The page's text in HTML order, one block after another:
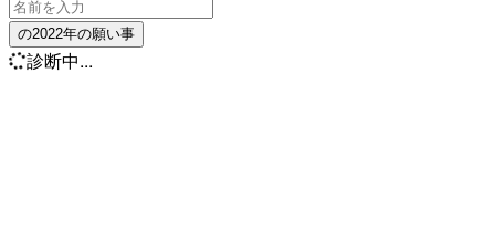
の2022年の願い事
診断中...